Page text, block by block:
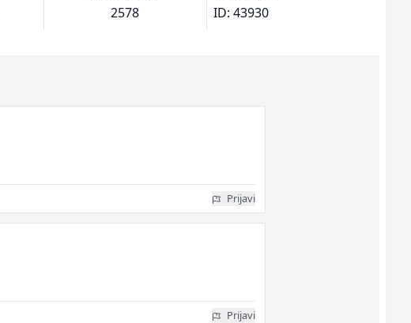
2578
ID: 43930
Prijavi
Prijavi